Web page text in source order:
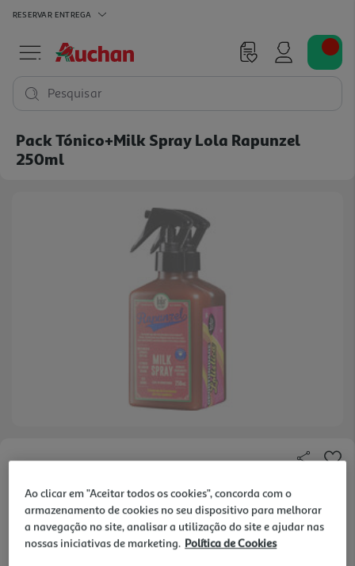
RESERVAR ENTREGA
Pesquisar
Pack Tónico+milk Spray Lola Rapunzel
250ml
11.99 €/un
Ao clicar em "Aceitar todos os cookies", concorda com o
armazenamento de cookies no seu dispositivo para melhorar
a navegação no site, analisar a utilização do site e ajudar nas
nossas iniciativas de marketing. Política de Cookies